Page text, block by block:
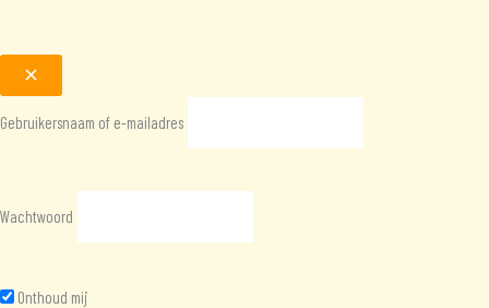
Gebruikersnaam of e-mailadres
Wachtwoord
Onthoud mij